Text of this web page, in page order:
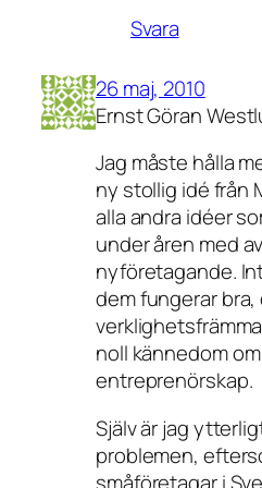
Svara
26 maj, 2010
Ernst Göran
Jag måste hålla
ny stollig idé från
alla andra idéer
under åren med
nyföretagande.
dem fungerar
noll kännedom
entreprenörskap.
Själv är jag
problemen,
småföretagar i